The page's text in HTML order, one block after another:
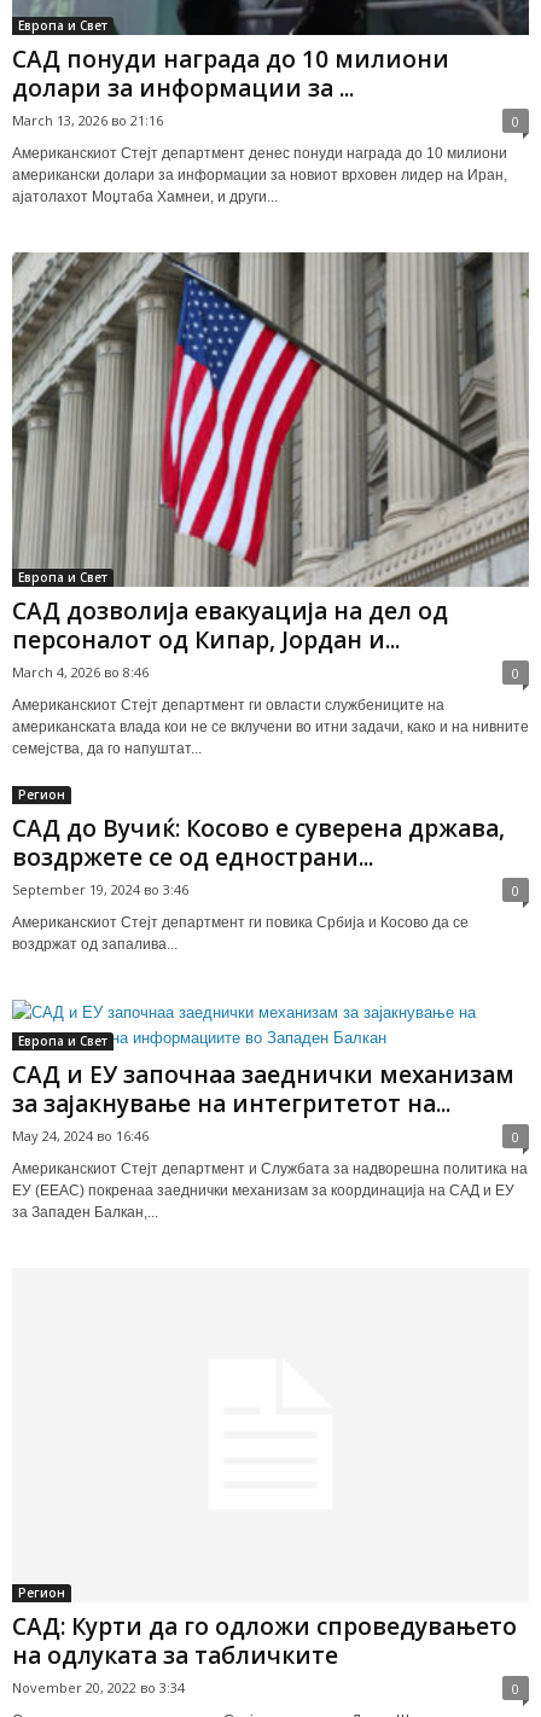
Европа и Свет
САД понуди награда до 10 милиони
долари за информации за ...
March 13, 2026 во 21:16 0
Американскиот Стејт департмент денес понуди награда до 10 милиони
американски долари за информации за новиот врховен лидер на Иран,
ајатолахот Моџтаба Хамнеи, и други...
Европа и Свет
САД дозволија евакуација на дел од
персоналот од Кипар, Јордан и...
March 4, 2026 во 8:46 0
Американскиот Стејт департмент ги овласти службениците на
американската влада кои не се вклучени во итни задачи, како и на нивните
семејства, да го напуштат...
Регион
САД до Вучиќ: Косово е суверена држава,
воздржете се од еднострани...
September 19, 2024 во 3:46 0
Американскиот Стејт департмент ги повика Србија и Косово да се
воздржат од запалива...
Европа и Свет
САД и ЕУ започнаа заеднички механизам
за зајакнување на интегритетот на...
May 24, 2024 во 16:46 0
Американскиот Стејт департмент и Службата за надворешна политика на
ЕУ (ЕЕАС) покренаа заеднички механизам за координација на САД и ЕУ
за Западен Балкан,...
Регион
САД: Курти да го одложи спроведувањето
на одлуката за табличките
November 20, 2022 во 3:34 0